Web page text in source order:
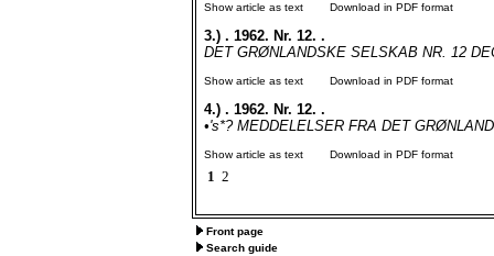
Show article as text Download in PDF format
3.) . 1962. Nr. 12. .
DET GRØNLANDSKE SELSKAB NR. 12
Show article as text Download in PDF format
4.) . 1962. Nr. 12. .
•'s*? MEDDELELSER FRA DET
Show article as text Download in PDF format
1 2
Front page
Search guide